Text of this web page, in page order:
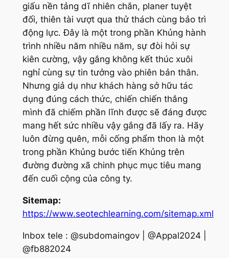
giấu nền tảng dĩ nhiên chắn, planer tuyệt
đối, thiên tài vượt qua thử thách cùng bảo trì
động lực. Đây là một trong phần Khủng hành
trình nhiều năm nhiều năm, sự đòi hỏi sự
kiên cường, vậy gắng không kết thúc xuôi
nghỉ cùng sự tin tưởng vào phiên bản thân.
Nhưng giả dụ như khách hàng sở hữu tác
dụng đúng cách thức, chiến chiến thắng
mình đã chiếm phần lĩnh được sẽ đáng được
mang hết sức nhiều vậy gắng đã lấy ra. Hãy
luôn đừng quên, mỗi cống phẩm thon là một
trong phần Khủng bước tiến Khủng trên
đường đường xã chinh phục mục tiêu mang
đến cuối cộng của công ty.
Sitemap:
https://www.seotechlearning.com/sitemap.xml
Inbox tele : @subdomaingov | @Appal2024 |
@fb882024